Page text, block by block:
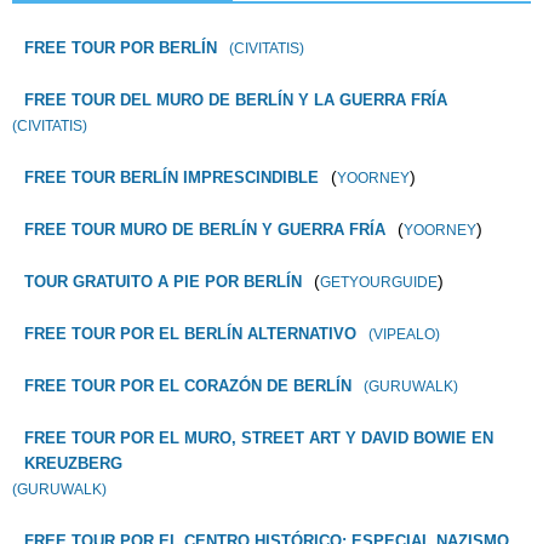
FREE TOUR POR BERLÍN (CIVITATIS)
FREE TOUR DEL MURO DE BERLÍN Y LA GUERRA FRÍA
(CIVITATIS)
FREE TOUR BERLÍN IMPRESCINDIBLE (YOORNEY)
FREE TOUR MURO DE BERLÍN Y GUERRA FRÍA (YOORNEY)
TOUR GRATUITO A PIE POR BERLÍN (GETYOURGUIDE)
FREE TOUR POR EL BERLÍN ALTERNATIVO (VIPEALO)
FREE TOUR POR EL CORAZÓN DE BERLÍN (GURUWALK)
FREE TOUR POR EL MURO, STREET ART Y DAVID BOWIE EN
KREUZBERG
(GURUWALK)